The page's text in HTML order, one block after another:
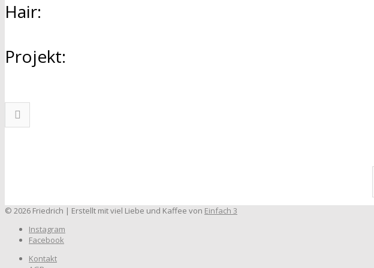
Hair:
Projekt:
© 2026 Friedrich | Erstellt mit viel Liebe und Kaffee von Einfach 3
Instagram
Facebook
Kontakt